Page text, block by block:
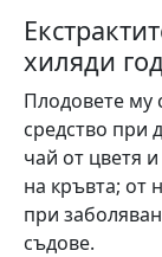
хиляди
Плодовете му
средство при
чай от цветя
на кръвта; от
при
съдове.